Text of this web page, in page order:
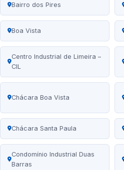
Bairro dos Pires
Boa Vista
Centro Industrial de Limeira –
CIL
Chácara Boa Vista
Chácara Santa Paula
Condomínio Industrial Duas
Barras